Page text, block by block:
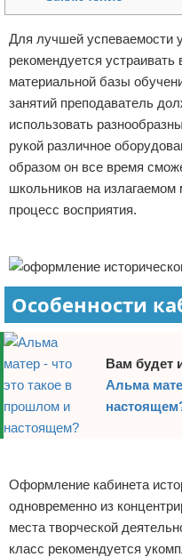
Для лучшей успеваемости
рекомендуется устраивать
материальной базы
занятий преподаватель
использовать
рукой различное
образом он все время
школьников на излагаемом
процесс восприятия.
Особенности
Вам будет
Альма
Оформление кабинета
одновременно из
места творческой
класс рекомендуется